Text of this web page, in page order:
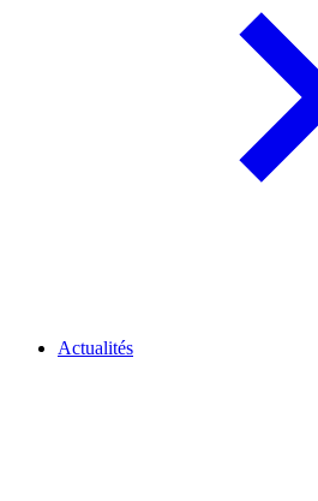
Actualités